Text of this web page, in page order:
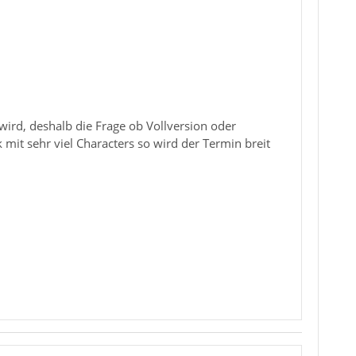
deshalb die Frage ob Vollversion oder
mit sehr viel Characters so wird der Termin breit